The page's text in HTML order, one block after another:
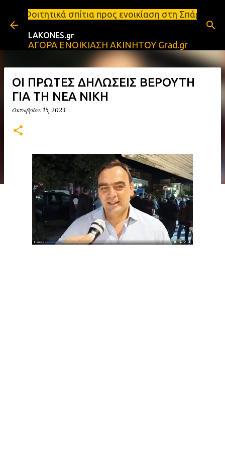
Μετάβαση στο κύριο περιεχόμενο
προς ενοικίαση στη Σπάρτη Ενοικιάσεις
LAKONES.gr
ΑΓΟΡΑ ΕΝΟΙΚΙΑΣΗ ΑΚΙΝΗΤΟΥ Grad.gr
ΟΙ ΠΡΩΤΕΣ ΔΗΛΩΣΕΙΣ ΒΕΡΟΥΤΗ
ΓΙΑ ΤΗ ΝΕΑ ΝΙΚΗ
Οκτωβρίου 15, 2023